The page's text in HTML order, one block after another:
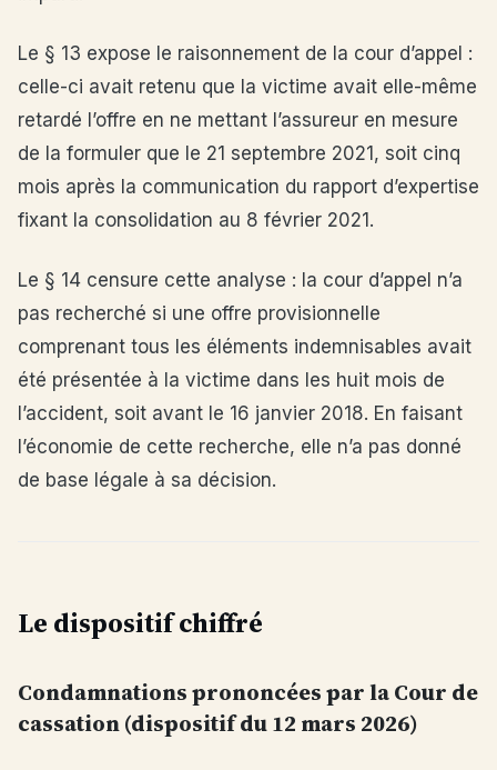
Le § 13 expose le raisonnement de la cour d’appel :
celle-ci avait retenu que la victime avait elle-même
retardé l’offre en ne mettant l’assureur en mesure
de la formuler que le 21 septembre 2021, soit cinq
mois après la communication du rapport d’expertise
fixant la consolidation au 8 février 2021.
Le § 14 censure cette analyse : la cour d’appel n’a
pas recherché si une offre provisionnelle
comprenant tous les éléments indemnisables avait
été présentée à la victime dans les huit mois de
l’accident, soit avant le 16 janvier 2018. En faisant
l’économie de cette recherche, elle n’a pas donné
de base légale à sa décision.
Le dispositif chiffré
Condamnations prononcées par la Cour de
cassation (dispositif du 12 mars 2026)